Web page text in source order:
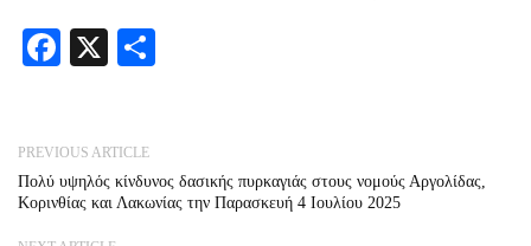
Facebook
X
PREVIOUS ARTICLE
Πολύ υψηλός κίνδυνος δασικής πυρκαγιάς στους νομούς Αργολίδας,
Κορινθίας και Λακωνίας την Παρασκευή 4 Ιουλίου 2025